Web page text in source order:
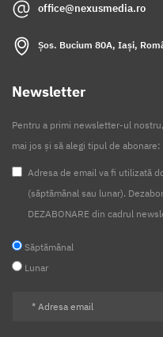
office@nexusmedia.ro
Șos. Bucium 80A, Iași,
Newsletter
Pentru a primi newsletter-ul
mai jos și să alegi tipul de abonare:
Adresa de email va fi utilizată
(săptămânal sau lunar).
DEZABONARE din cadrul
Săptămânal
Lunar